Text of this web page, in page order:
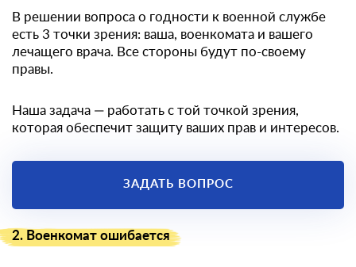
В решении вопроса о годности к военной службе
есть 3 точки зрения: ваша, военкомата и вашего
лечащего врача. Все стороны будут по-своему
правы.
Наша задача — работать с той точкой зрения,
которая обеспечит защиту ваших прав и интересов.
ЗАДАТЬ ВОПРОС
2. Военкомат ошибается